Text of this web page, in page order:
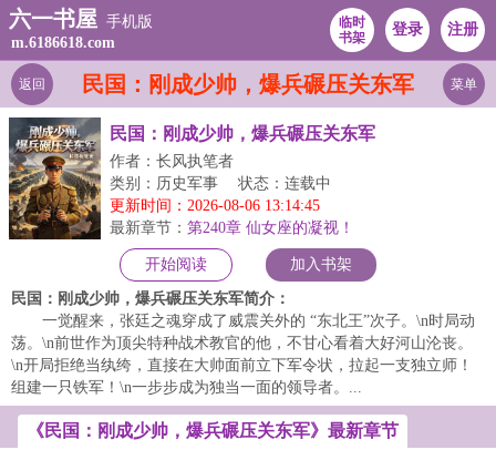
六一书屋 手机版
m.6186618.com
临时
书架
登录 注册
民国：刚成少帅，爆兵碾压关东军
返回 菜单
民国：刚成少帅，爆兵碾压关东军
作者：长风执笔者
类别：历史军事
状态：连载中
更新时间：2026-08-06 13:14:45
最新章节： 第240章 仙女座的凝视！
开始阅读 加入书架
民国：刚成少帅，爆兵碾压关东军简介：
一觉醒来，张廷之魂穿成了威震关外的 “东北王”次子。\n时局动
荡。\n前世作为顶尖特种战术教官的他，不甘心看着大好河山沦丧。
\n开局拒绝当纨绔，直接在大帅面前立下军令状，拉起一支独立师！
组建一只铁军！\n一步步成为独当一面的领导者。...
《民国：刚成少帅，爆兵碾压关东军》最新章节